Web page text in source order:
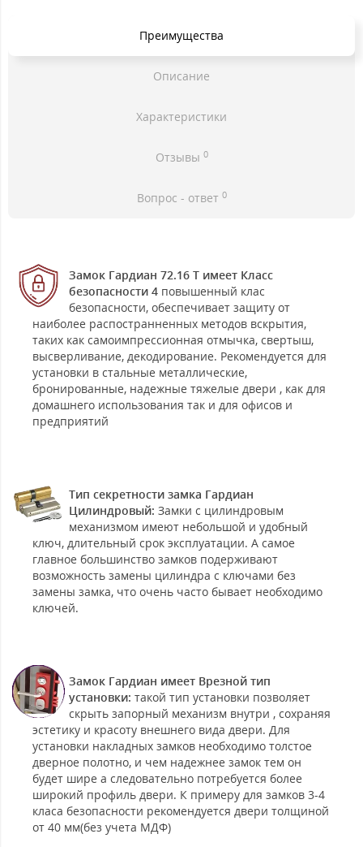
Преимущества
Описание
Характеристики
Отзывы 0
Вопрос - ответ 0
Замок Гардиан 72.16 T имеет Класс
безопасности 4 повышенный клас
безопасности, обеспечивает защиту от
наиболее распостранненных методов вскрытия,
таких как самоимпрессионная отмычка, свертыш,
высверливание, декодирование. Рекомендуется для
установки в стальные металлические,
бронированные, надежные тяжелые двери , как для
домашнего использования так и для офисов и
предприятий
Тип секретности замка Гардиан
Цилиндровый: Замки с цилиндровым
механизмом имеют небольшой и удобный
ключ, длительный срок эксплуатации. А самое
главное большинство замков подерживают
возможность замены цилиндра с ключами без
замены замка, что очень часто бывает необходимо
ключей.
Замок Гардиан имеет Врезной тип
установки: такой тип установки позволяет
скрыть запорный механизм внутри , сохраняя
эстетику и красоту внешнего вида двери. Для
установки накладных замков необходимо толстое
дверное полотно, и чем надежнее замок тем он
будет шире а следовательно потребуется более
широкий профиль двери. К примеру для замков 3-4
класа безопасности рекомендуется двери толщиной
от 40 мм(без учета МДФ)